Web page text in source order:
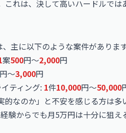
これは、決して高いハードルでは
主に以下のような案件があります
案500円〜2,000円
円〜3,000円
ティング: 1件10,000円〜50,000
的なのか」と不安を感じる方は
験からでも月5万円は十分に狙え